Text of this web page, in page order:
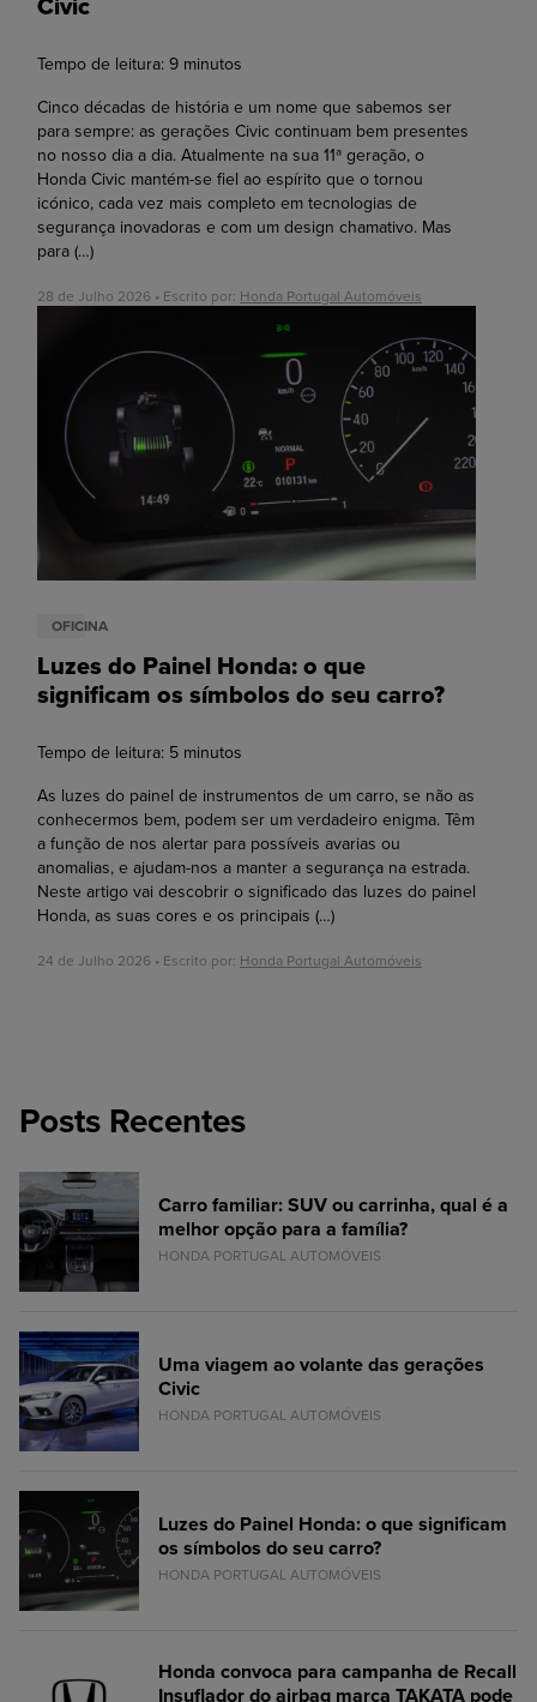
Civic
Tempo de leitura: 9 minutos
Cinco décadas de história e um nome que sabemos ser
para sempre: as gerações Civic continuam bem presentes
no nosso dia a dia. Atualmente na sua 11ª geração, o
Honda Civic mantém-se fiel ao espírito que o tornou
icónico, cada vez mais completo em tecnologias de
segurança inovadoras e com um design chamativo. Mas
para (…)
28 de Julho 2026 • Escrito por: Honda Portugal Automóveis
OFICINA
Luzes do Painel Honda: o que
significam os símbolos do seu carro?
Tempo de leitura: 5 minutos
As luzes do painel de instrumentos de um carro, se não as
conhecermos bem, podem ser um verdadeiro enigma. Têm
a função de nos alertar para possíveis avarias ou
anomalias, e ajudam-nos a manter a segurança na estrada.
Neste artigo vai descobrir o significado das luzes do painel
Honda, as suas cores e os principais (…)
24 de Julho 2026 • Escrito por: Honda Portugal Automóveis
Posts Recentes
Carro familiar: SUV ou carrinha, qual é a
melhor opção para a família?
HONDA PORTUGAL AUTOMÓVEIS
Uma viagem ao volante das gerações
Civic
HONDA PORTUGAL AUTOMÓVEIS
Luzes do Painel Honda: o que significam
os símbolos do seu carro?
HONDA PORTUGAL AUTOMÓVEIS
Honda convoca para campanha de Recall
Insuflador do airbag marca TAKATA pode